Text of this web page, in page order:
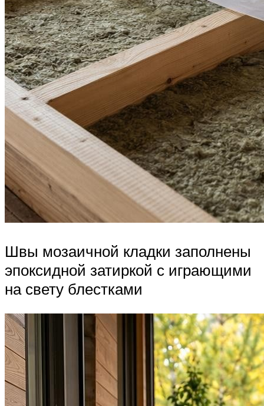
Швы мозаичной кладки заполнены
эпоксидной затиркой с играющими
на свету блестками